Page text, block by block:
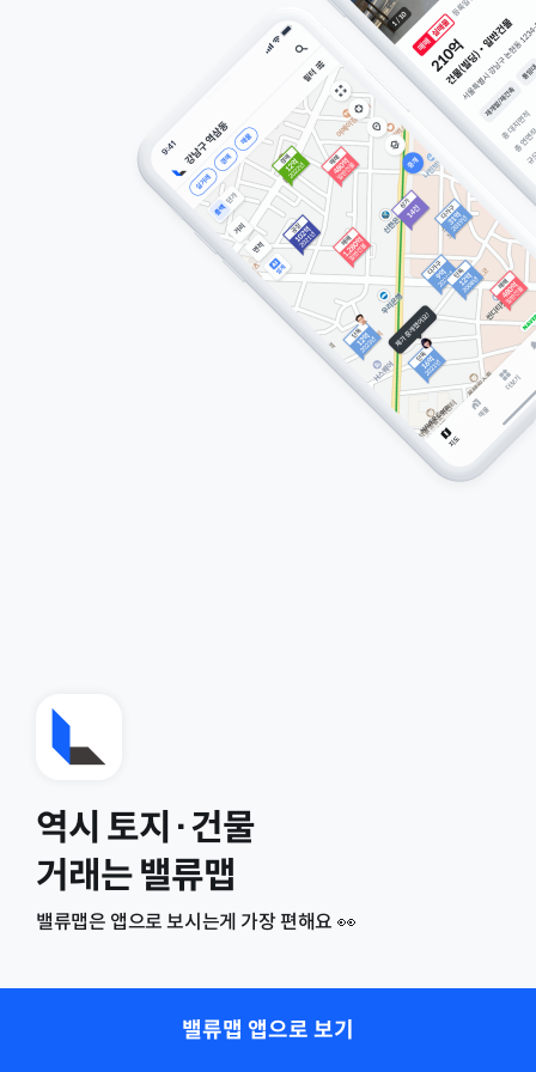
역시 토지·건물
거래는 밸류맵
밸류맵은 앱으로 보시는게 가장 편해요 👀
밸류맵 앱으로 보기